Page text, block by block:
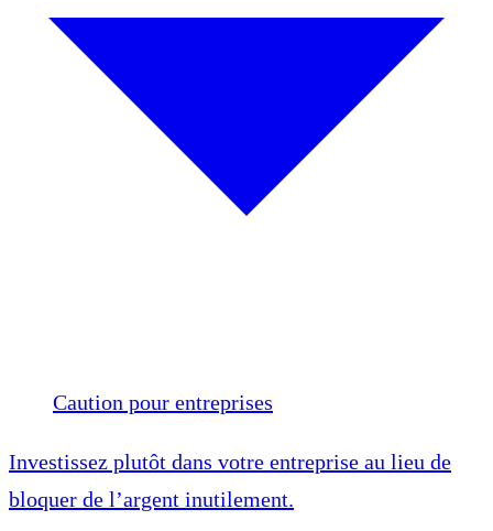
Caution pour entreprises
Investissez plutôt dans votre entreprise au lieu de
bloquer de l’argent inutilement.